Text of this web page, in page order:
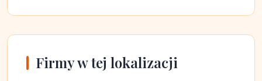
Firmy w tej lokalizacji